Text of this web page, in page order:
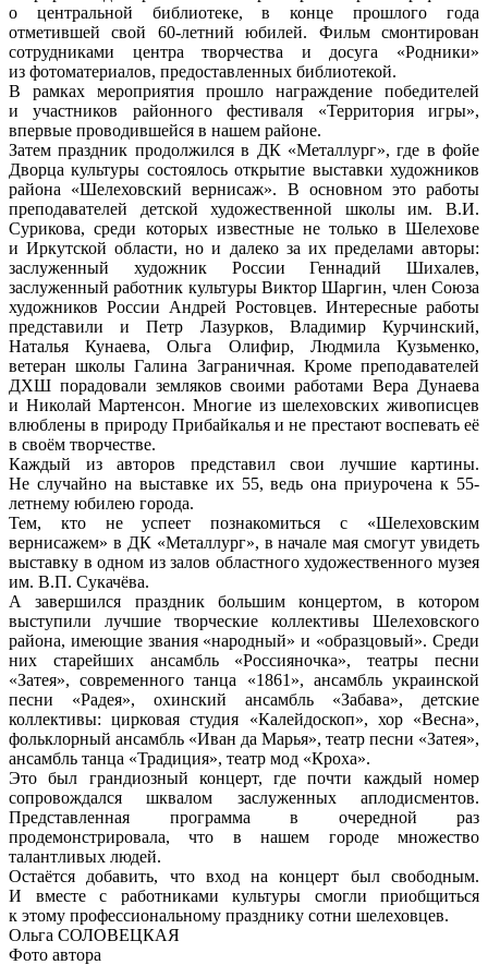
о центральной библиотеке, в конце прошлого года
отметившей свой 60-летний юбилей. Фильм смонтирован
сотрудниками центра творчества и досуга «Родники»
из фотоматериалов, предоставленных библиотекой.
В рамках мероприятия прошло награждение победителей
и участников районного фестиваля «Территория игры»,
впервые проводившейся в нашем районе.
Затем праздник продолжился в ДК «Металлург», где в фойе
Дворца культуры состоялось открытие выставки художников
района «Шелеховский вернисаж». В основном это работы
преподавателей детской художественной школы им. В.И.
Сурикова, среди которых известные не только в Шелехове
и Иркутской области, но и далеко за их пределами авторы:
заслуженный художник России Геннадий Шихалев,
заслуженный работник культуры Виктор Шаргин, член Союза
художников России Андрей Ростовцев. Интересные работы
представили и Петр Лазурков, Владимир Курчинский,
Наталья Кунаева, Ольга Олифир, Людмила Кузьменко,
ветеран школы Галина Заграничная. Кроме преподавателей
ДХШ порадовали земляков своими работами Вера Дунаева
и Николай Мартенсон. Многие из шелеховских живописцев
влюблены в природу Прибайкалья и не престают воспевать её
в своём творчестве.
Каждый из авторов представил свои лучшие картины.
Не случайно на выставке их 55, ведь она приурочена к 55-
летнему юбилею города.
Тем, кто не успеет познакомиться с «Шелеховским
вернисажем» в ДК «Металлург», в начале мая смогут увидеть
выставку в одном из залов областного художественного музея
им. В.П. Сукачёва.
А завершился праздник большим концертом, в котором
выступили лучшие творческие коллективы Шелеховского
района, имеющие звания «народный» и «образцовый». Среди
них старейших ансамбль «Россияночка», театры песни
«Затея», современного танца «1861», ансамбль украинской
песни «Радея», охинский ансамбль «Забава», детские
коллективы: цирковая студия «Калейдоскоп», хор «Весна»,
фольклорный ансамбль «Иван да Марья», театр песни «Затея»,
ансамбль танца «Традиция», театр мод «Кроха».
Это был грандиозный концерт, где почти каждый номер
сопровождался шквалом заслуженных аплодисментов.
Представленная программа в очередной раз
продемонстрировала, что в нашем городе множество
талантливых людей.
Остаётся добавить, что вход на концерт был свободным.
И вместе с работниками культуры смогли приобщиться
к этому профессиональному празднику сотни шелеховцев.
Ольга СОЛОВЕЦКАЯ
Фото автора